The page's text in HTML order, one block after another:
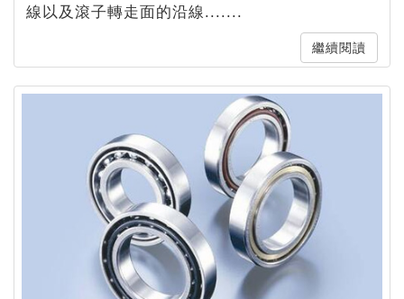
線以及滾子轉走面的沿線.......
繼續閱讀